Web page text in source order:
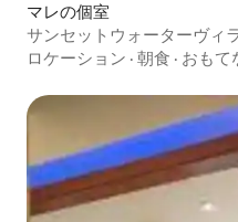
マレの個室
サンセットウォーターヴィ
40分
ロケーション · 朝食 · おもて